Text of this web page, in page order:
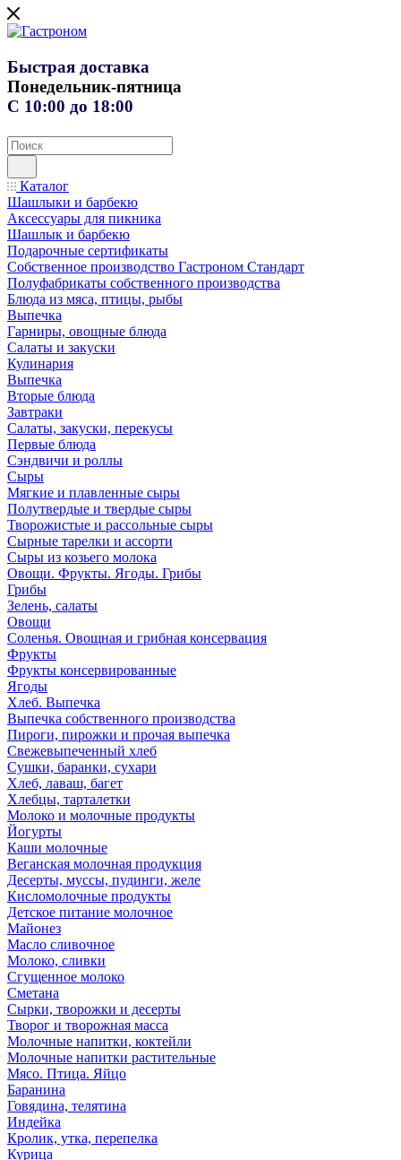
Быстрая доставка
Понедельник-пятница
С 10:00 до 18:00
Каталог
Шашлыки и барбекю
Аксессуары для пикника
Шашлык и барбекю
Подарочные сертификаты
Собственное производство Гастроном Стандарт
Полуфабрикаты собственного производства
Блюда из мяса, птицы, рыбы
Выпечка
Гарниры, овощные блюда
Салаты и закуски
Кулинария
Выпечка
Вторые блюда
Завтраки
Салаты, закуски, перекусы
Первые блюда
Сэндвичи и роллы
Сыры
Мягкие и плавленные сыры
Полутвердые и твердые сыры
Творожистые и рассольные сыры
Сырные тарелки и ассорти
Сыры из козьего молока
Овощи. Фрукты. Ягоды. Грибы
Грибы
Зелень, салаты
Овощи
Соленья. Овощная и грибная консервация
Фрукты
Фрукты консервированные
Ягоды
Хлеб. Выпечка
Выпечка собственного производства
Пироги, пирожки и прочая выпечка
Свежевыпеченный хлеб
Сушки, баранки, сухари
Хлеб, лаваш, багет
Хлебцы, тарталетки
Молоко и молочные продукты
Йогурты
Каши молочные
Веганская молочная продукция
Десерты, муссы, пудинги, желе
Кисломолочные продукты
Детское питание молочное
Майонез
Масло сливочное
Молоко, сливки
Сгущенное молоко
Сметана
Сырки, творожки и десерты
Творог и творожная масса
Молочные напитки, коктейли
Молочные напитки растительные
Мясо. Птица. Яйцо
Баранина
Говядина, телятина
Индейка
Кролик, утка, перепелка
Курица